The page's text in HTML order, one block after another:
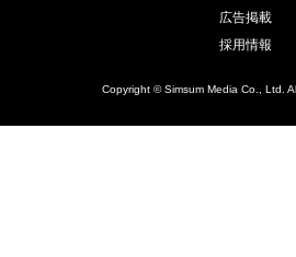
広告掲載
採用情報
Copyright © Simsum Media Co., Ltd.